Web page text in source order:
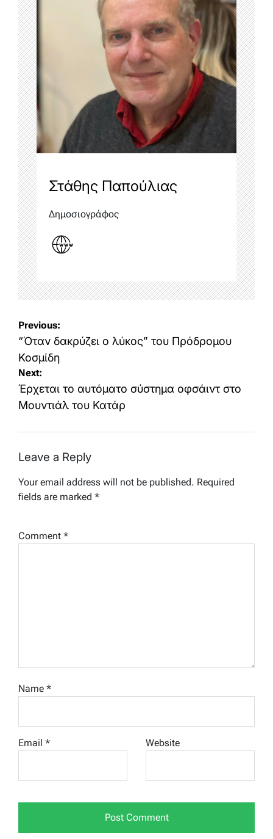
Στάθης Παπούλιας
Δημοσιογράφος
Post
navigation
Previous:
“Όταν δακρύζει ο λύκος” του Πρόδρομου
Κοσμίδη
Next:
Έρχεται το αυτόματο σύστημα οφσάιντ στο
Μουντιάλ του Κατάρ
Leave a Reply
Your email address will not be published. Required
fields are marked *
Comment *
Name *
Email * Website